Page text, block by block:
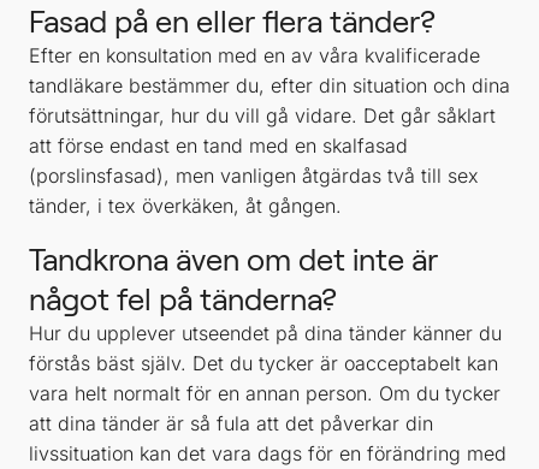
Fasad på en eller flera tänder?
Efter en konsultation med en av våra kvalificerade
tandläkare bestämmer du, efter din situation och dina
förutsättningar, hur du vill gå vidare. Det går såklart
att förse endast en tand med en skalfasad
(porslinsfasad), men vanligen åtgärdas två till sex
tänder, i tex överkäken, åt gången.
Tandkrona även om det inte är
något fel på tänderna?
Hur du upplever utseendet på dina tänder känner du
förstås bäst själv. Det du tycker är oacceptabelt kan
vara helt normalt för en annan person. Om du tycker
att dina tänder är så fula att det påverkar din
livssituation kan det vara dags för en förändring med